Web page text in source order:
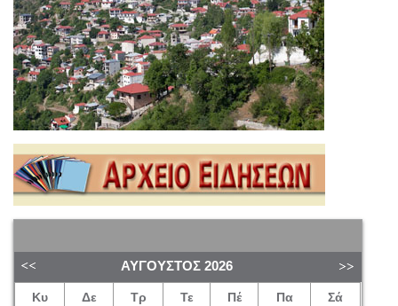
ΑΎΓΟΥΣΤΟΣ 2026
Κυ Δε Τρ Τε Πέ Πα Σά